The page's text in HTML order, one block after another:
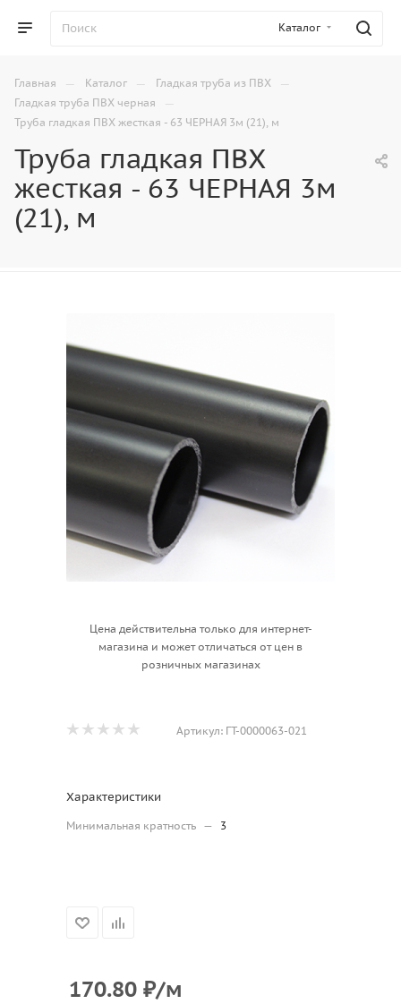
Каталог
Главная — Каталог — Гладкая труба из ПВХ —
Гладкая труба ПВХ черная —
Труба гладкая ПВХ жесткая - 63 ЧЕРНАЯ 3м (21), м
Труба гладкая ПВХ
жесткая - 63 ЧЕРНАЯ 3м
(21), м
Цена действительна только для интернет-
магазина и может отличаться от цен в
розничных магазинах
Артикул: ГТ-0000063-021
Характеристики
Минимальная кратность — 3
170.80 ₽/м